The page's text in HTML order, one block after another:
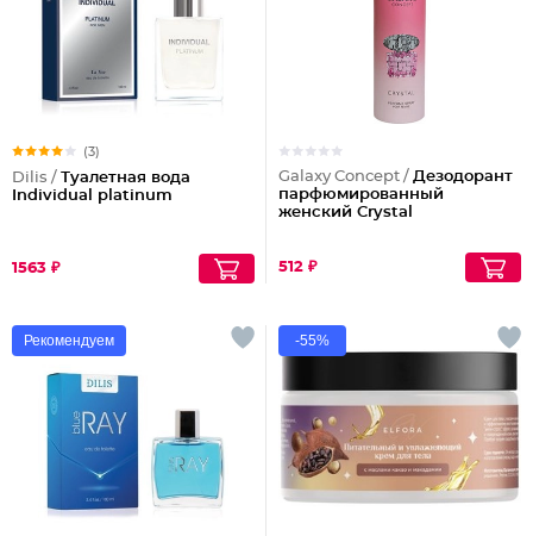
(3)
Dilis / Туалетная вода
Individual platinum
1563 ₽
Galaxy Concept / Дезодорант
парфюмированный
женский Crystal
512 ₽
Рекомендуем -55%